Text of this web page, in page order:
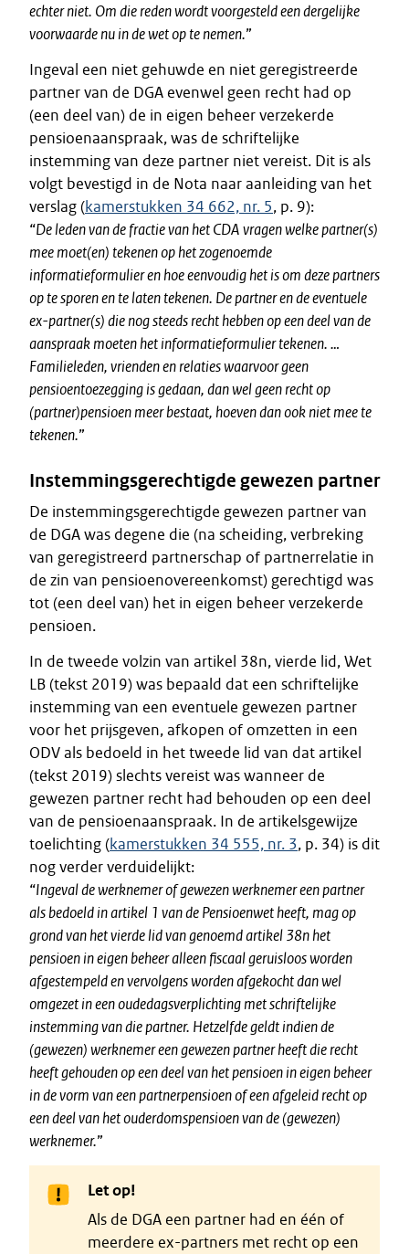
echter niet. Om die reden wordt voorgesteld een dergelijke
voorwaarde nu in de wet op te nemen.”
Ingeval een niet gehuwde en niet geregistreerde
partner van de DGA evenwel geen recht had op
(een deel van) de in eigen beheer verzekerde
pensioenaanspraak, was de schriftelijke
instemming van deze partner niet vereist. Dit is als
volgt bevestigd in de Nota naar aanleiding van het
verslag (kamerstukken 34 662, nr. 5, p. 9):
“De leden van de fractie van het CDA vragen welke partner(s)
mee moet(en) tekenen op het zogenoemde
informatieformulier en hoe eenvoudig het is om deze partners
op te sporen en te laten tekenen. De partner en de eventuele
ex-partner(s) die nog steeds recht hebben op een deel van de
aanspraak moeten het informatieformulier tekenen. …
Familieleden, vrienden en relaties waarvoor geen
pensioentoezegging is gedaan, dan wel geen recht op
(partner)pensioen meer bestaat, hoeven dan ook niet mee te
tekenen.”
Instemmingsgerechtigde gewezen partner
De instemmingsgerechtigde gewezen partner van
de DGA was degene die (na scheiding, verbreking
van geregistreerd partnerschap of partnerrelatie in
de zin van pensioenovereenkomst) gerechtigd was
tot (een deel van) het in eigen beheer verzekerde
pensioen.
In de tweede volzin van artikel 38n, vierde lid, Wet
LB (tekst 2019) was bepaald dat een schriftelijke
instemming van een eventuele gewezen partner
voor het prijsgeven, afkopen of omzetten in een
ODV als bedoeld in het tweede lid van dat artikel
(tekst 2019) slechts vereist was wanneer de
gewezen partner recht had behouden op een deel
van de pensioenaanspraak. In de artikelsgewijze
toelichting (kamerstukken 34 555, nr. 3, p. 34) is dit
nog verder verduidelijkt:
“Ingeval de werknemer of gewezen werknemer een partner
als bedoeld in artikel 1 van de Pensioenwet heeft, mag op
grond van het vierde lid van genoemd artikel 38n het
pensioen in eigen beheer alleen fiscaal geruisloos worden
afgestempeld en vervolgens worden afgekocht dan wel
omgezet in een oudedagsverplichting met schriftelijke
instemming van die partner. Hetzelfde geldt indien de
(gewezen) werknemer een gewezen partner heeft die recht
heeft gehouden op een deel van het pensioen in eigen beheer
in de vorm van een partnerpensioen of een afgeleid recht op
een deel van het ouderdomspensioen van de (gewezen)
werknemer.”
Let op!
Als de DGA een partner had en één of
meerdere ex-partners met recht op een